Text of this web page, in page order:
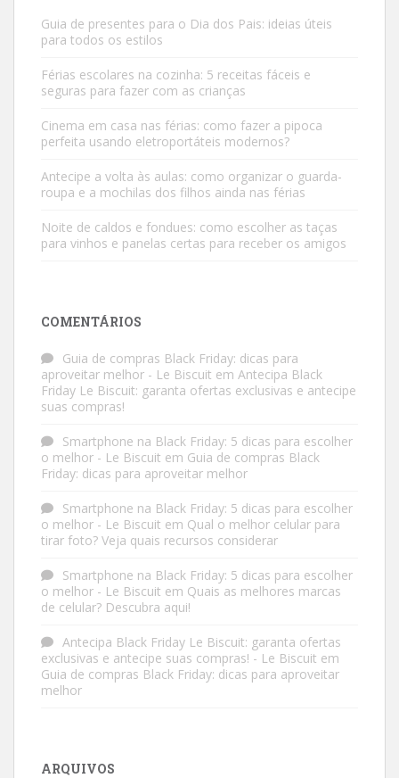
Guia de presentes para o Dia dos Pais: ideias úteis
para todos os estilos
Férias escolares na cozinha: 5 receitas fáceis e
seguras para fazer com as crianças
Cinema em casa nas férias: como fazer a pipoca
perfeita usando eletroportáteis modernos?
Antecipe a volta às aulas: como organizar o guarda-
roupa e a mochilas dos filhos ainda nas férias
Noite de caldos e fondues: como escolher as taças
para vinhos e panelas certas para receber os amigos
COMENTÁRIOS
Guia de compras Black Friday: dicas para
aproveitar melhor - Le Biscuit em Antecipa Black
Friday Le Biscuit: garanta ofertas exclusivas e antecipe
suas compras!
Smartphone na Black Friday: 5 dicas para escolher
o melhor - Le Biscuit em Guia de compras Black
Friday: dicas para aproveitar melhor
Smartphone na Black Friday: 5 dicas para escolher
o melhor - Le Biscuit em Qual o melhor celular para
tirar foto? Veja quais recursos considerar
Smartphone na Black Friday: 5 dicas para escolher
o melhor - Le Biscuit em Quais as melhores marcas
de celular? Descubra aqui!
Antecipa Black Friday Le Biscuit: garanta ofertas
exclusivas e antecipe suas compras! - Le Biscuit em
Guia de compras Black Friday: dicas para aproveitar
melhor
ARQUIVOS